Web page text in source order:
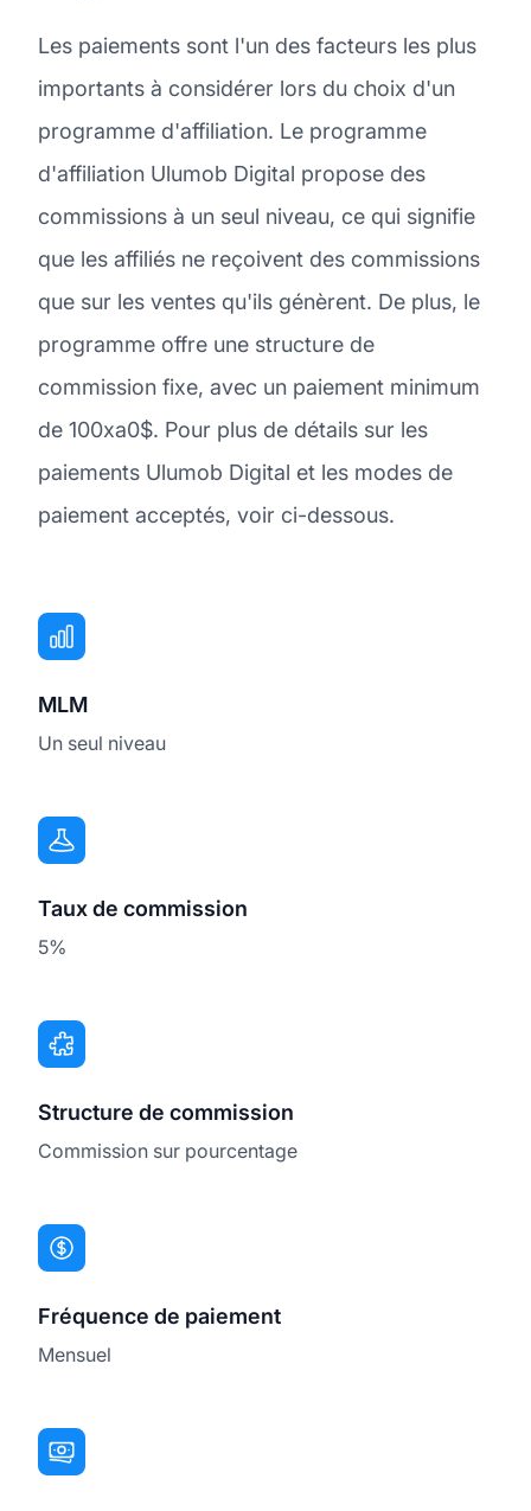
Les paiements sont l'un des facteurs les plus
importants à considérer lors du choix d'un
programme d'affiliation. Le programme
d'affiliation Ulumob Digital propose des
commissions à un seul niveau, ce qui signifie
que les affiliés ne reçoivent des commissions
que sur les ventes qu'ils génèrent. De plus, le
programme offre une structure de
commission fixe, avec un paiement minimum
de 100xa0$. Pour plus de détails sur les
paiements Ulumob Digital et les modes de
paiement acceptés, voir ci-dessous.
MLM
Un seul niveau
Taux de commission
5%
Structure de commission
Commission sur pourcentage
Fréquence de paiement
Mensuel